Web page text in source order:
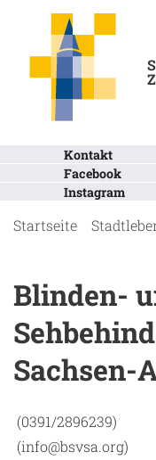
Kontakt
Facebook
Instagram
Startseite
Blinden-
Sachsen-
(0391/2896239)
(info@bsvsa.org)